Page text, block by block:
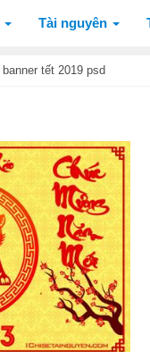
Tài nguyên
banner tết 2019 psd